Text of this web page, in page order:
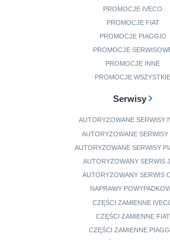
PROMOCJE IVECO
PROMOCJE FIAT
PROMOCJE PIAGGIO
PROMOCJE
PROMOCJE INNE
PROMOCJE WSZYSTKIE
Serwisy
AUTORYZOWANE SERWISY
AUTORYZOWANE SERWISY
AUTORYZOWANE SERWISY
AUTORYZOWANY SERWIS
AUTORYZOWANY SERWIS
NAPRAWY
CZĘŚCI ZAMIENNE
CZĘŚCI ZAMIENNE FIAT
CZĘŚCI ZAMIENNE